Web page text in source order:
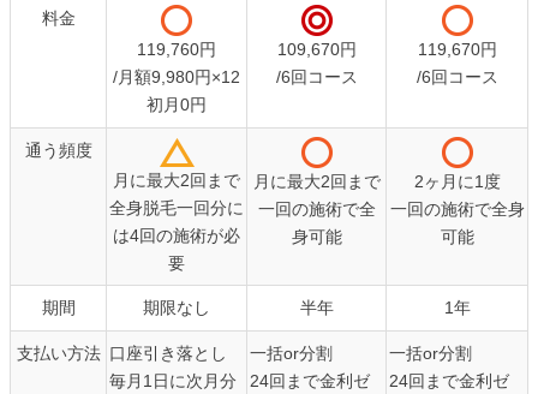
月額制
スピード6回パッ
クプラン
ゆったり6回パッ
ク
料金
119,760円
/月額9,980円×12
初月0円
109,670円
/6回コース
119,670円
/6回コース
通う頻度
月に最大2回まで
全身脱毛一回分に
は4回の施術が必
要
月に最大2回まで
一回の施術で全
身可能
2ヶ月に1度
一回の施術で全身
可能
期間 期限なし 半年 1年
支払い方法
口座引き落とし
毎月1日に次月分
一括or分割
24回まで金利ゼ
一括or分割
24回まで金利ゼ